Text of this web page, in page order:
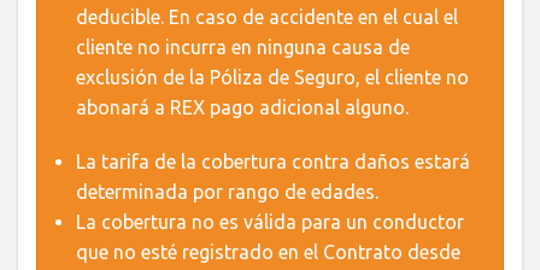
deducible. En caso de accidente en el cual el
cliente no incurra en ninguna causa de
exclusión de la Póliza de Seguro, el cliente no
abonará a REX pago adicional alguno.
La tarifa de la cobertura contra daños estará
determinada por rango de edades.
La cobertura no es válida para un conductor
que no esté registrado en el Contrato desde